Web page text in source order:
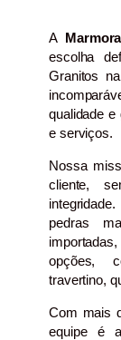
A
escolha
Granitos
qualidade
e serviços.
Nossa
cliente,
pedras
opções,
travertino,
Com mais
equipe é